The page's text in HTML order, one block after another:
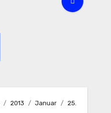
2013 Januar 25.